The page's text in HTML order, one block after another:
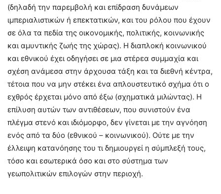
(δηλαδή την παρεμβολή και επίδραση δυνάμεων
ιμπεριαλιστικών ή επεκτατικών, και του ρόλου που έχουν
σε όλα τα πεδία της οικονομικής, πολιτικής, κοινωνικής
και αμυντικής ζωής της χώρας). Η διαπλοκή κοινωνικού
και εθνικού έχει οδηγήσει σε μια στέρεα συμμαχία και
σχέση ανάμεσα στην άρχουσα τάξη και τα διεθνή κέντρα,
τέτοια που να μην στέκει ένα απλουστευτικό σχήμα ότι ο
εχθρός έρχεται μόνο από έξω (σχηματικά μιλώντας). Η
επίλυση αυτών των αντιθέσεων, που συνιστούν ένα
πλέγμα στενό και ιδιόμορφο, δεν γίνεται με την αγνόηση
ενός από τα δύο (εθνικού – κοινωνικού). Ούτε με την
έλλειψη κατανόησης του τι δημιουργεί η σύμπλεξή τους,
τόσο και εσωτερικά όσο και στο σύστημα των
γεωπολιτικών επιλογών στην περιοχή.